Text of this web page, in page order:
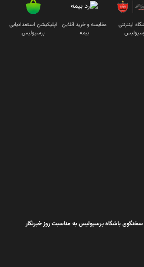
اینترنتی
مقایسه و خرید آنلاین
بیمه
اپلیکیشن استعدادیابی
پرسپولیس
سخنگوی باشگاه پرسپولیس به مناسبت روز خبرنگار